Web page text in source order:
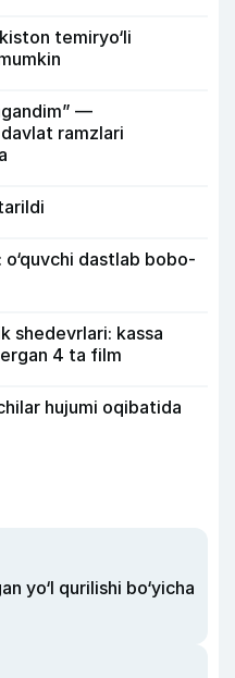
temiryo‘li
—
ramzlari
dastlab bobo-
shedevrlari: kassa
4 ta film
hujumi oqibatida
yo‘l qurilishi bo‘yicha